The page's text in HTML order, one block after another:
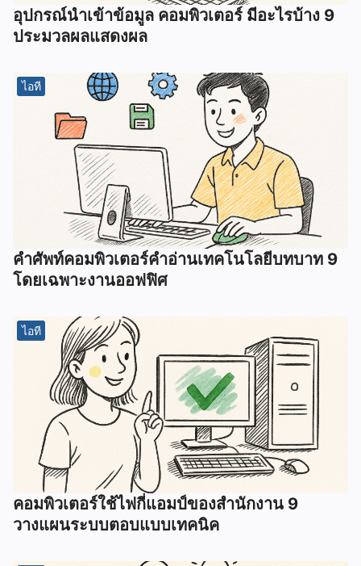
อุปกรณ์นําเข้าข้อมูล คอมพิวเตอร์ มีอะไรบ้าง 9
ประมวลผลแสดงผล
ไอที
คําศัพท์คอมพิวเตอร์คําอ่านเทคโนโลยีบทบาท 9
โดยเฉพาะงานออฟฟิศ
ไอที
คอมพิวเตอร์ใช้ไฟกี่แอมป์ของสำนักงาน 9
วางแผนระบบตอบแบบเทคนิค